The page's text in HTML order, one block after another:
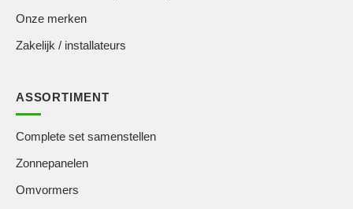
Onze merken
Zakelijk / installateurs
ASSORTIMENT
Complete set samenstellen
Zonnepanelen
Omvormers